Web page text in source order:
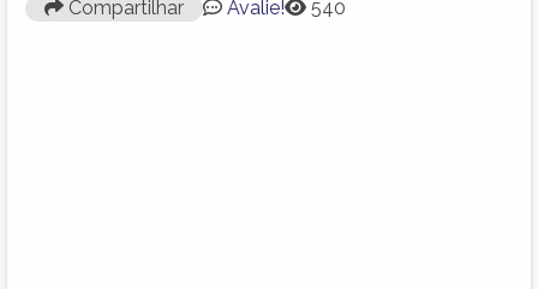
Compartilhar Avalie! 540